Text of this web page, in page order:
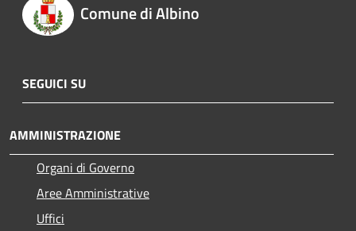
Comune di Albino
SEGUICI SU
AMMINISTRAZIONE
Organi di Governo
Aree Amministrative
Uffici